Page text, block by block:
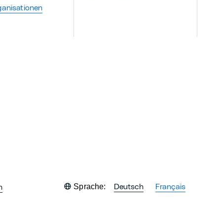
Sprache: Deutsch Français